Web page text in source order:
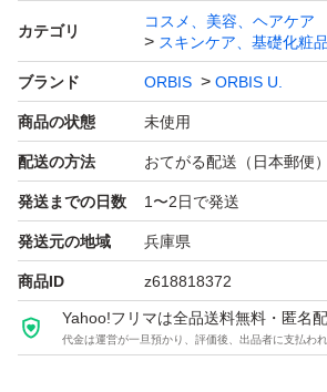
カテゴリ
コスメ、美容、ヘアケア
スキンケア、基礎化粧品
ブランド ORBIS ORBIS U.
商品の状態 未使用
配送の方法 おてがる配送（日本郵便）
発送までの日数 1〜2日で発送
発送元の地域 兵庫県
商品ID z618818372
Yahoo!フリマは全品送料無料・匿名
代金は運営が一旦預かり、評価後、出品者に支払わ